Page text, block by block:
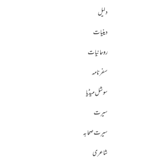
دلیل
دینیات
روحانیات
سفرنامہ
سوشل میڈیا
سیرت
سیرت صحابہ
شاعری